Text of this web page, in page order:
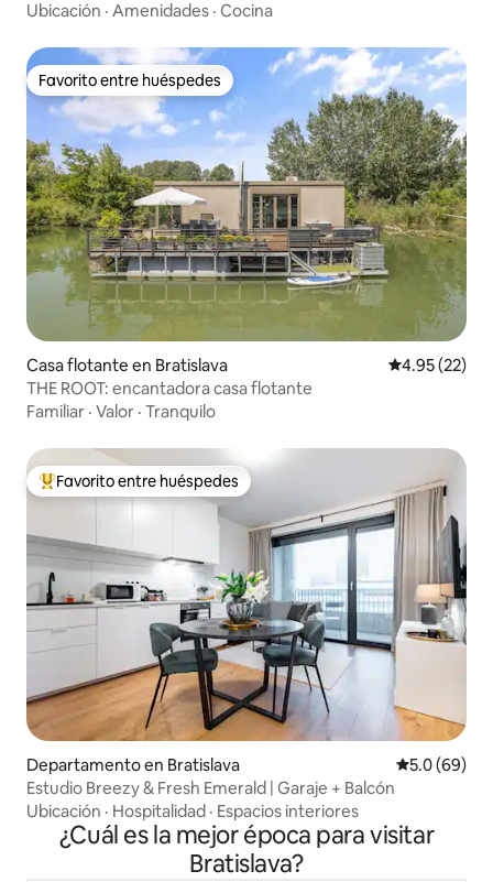
vista amplia, parrilla
Ubicación · Amenidades · Cocina
Favorito entre huéspedes
Favorito entre huéspedes
Casa flotante en Bratislava Calificación
4.95 (22)
THE ROOT: encantadora casa flotante
Familiar · Valor · Tranquilo
De los mejores en Favorito entre huéspedes
Favorito entre huéspedes
Departamento en Bratislava Calificación
5.0 (69)
Estudio Breezy & Fresh Emerald | Garaje + Balcón
Ubicación · Hospitalidad · Espacios interiores
¿Cuál es la mejor época para visitar
Bratislava?